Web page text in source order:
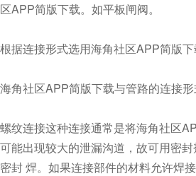
区APP简版下载。如平板闸阀。
根据连接形式选用海角社区APP简版
海角社区APP简版下载与管路的连接形式
螺纹连接这种连接通常是将海角社区
可能出现较大的泄漏沟道，故可用密
密封 焊。如果连接部件的材料允许焊接